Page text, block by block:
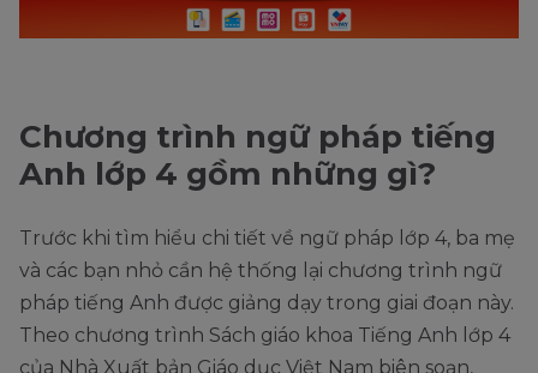
Chương trình ngữ pháp tiếng
Anh lớp 4 gồm những gì?
Trước khi tìm hiểu chi tiết về ngữ pháp lớp 4, ba mẹ
và các bạn nhỏ cần hệ thống lại chương trình ngữ
pháp tiếng Anh được giảng dạy trong giai đoạn này.
Theo chương trình Sách giáo khoa Tiếng Anh lớp 4
của Nhà Xuất bản Giáo dục Việt Nam biên soạn,